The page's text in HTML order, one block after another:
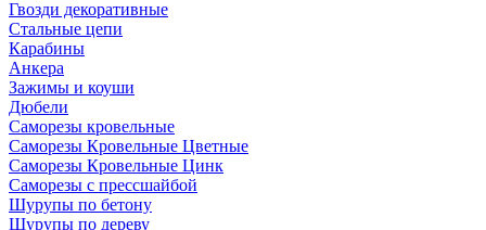
Гвозди декоративные
Стальные цепи
Карабины
Анкера
Зажимы и коуши
Дюбели
Саморезы кровельные
Саморезы Кровельные Цветные
Саморезы Кровельные Цинк
Саморезы с прессшайбой
Шурупы по бетону
Шурупы по дереву